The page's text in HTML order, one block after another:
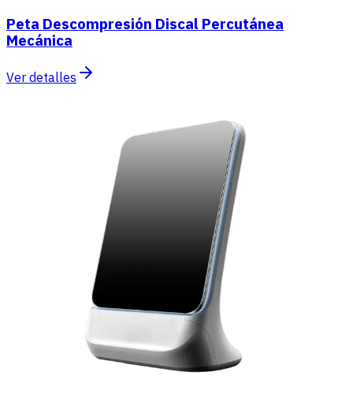
Peta Descompresión Discal Percutánea
Mecánica
Ver detalles